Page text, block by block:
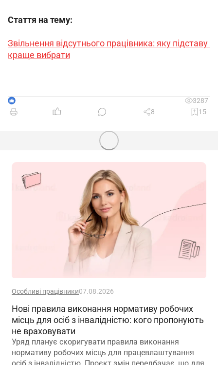
Стаття на тему:
Звільнення відсутнього працівника: яку підставу
краще вибрати
1
3287
8
15
Особливі працівники07.08.2026
Нові правила виконання нормативу робочих
місць для осіб з інвалідністю: кого пропонують
не враховувати
Уряд планує скоригувати правила виконання
нормативу робочих місць для працевлаштування